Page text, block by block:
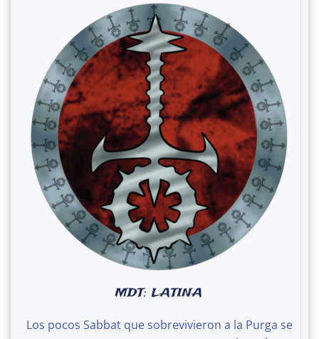
MDT: LATINA
Los pocos Sabbat que sobrevivieron a la Purga se